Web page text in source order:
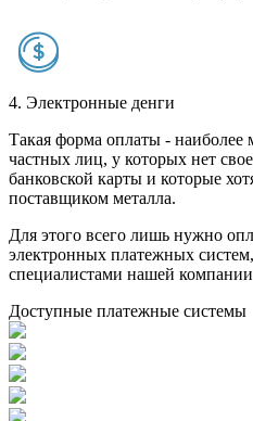
4. Электронные денги
Такая форма оплаты - наиболее
частных лиц, у которых нет
банковской карты и которые
поставщиком металла.
Для этого всего лишь нужно
электронных платежных
специалистами нашей
Доступные платежные системы